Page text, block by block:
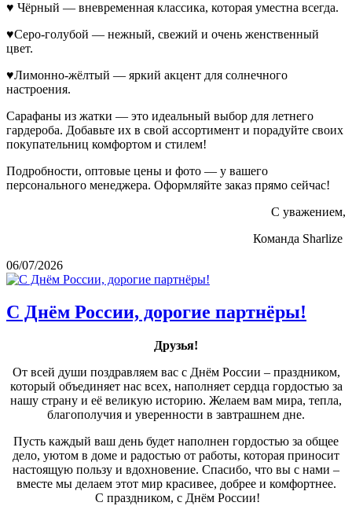
♥ Чёрный — вневременная классика, которая уместна всегда.
♥Серо-голубой — нежный, свежий и очень женственный
цвет.
♥Лимонно-жёлтый — яркий акцент для солнечного
настроения.
Сарафаны из жатки — это идеальный выбор для летнего
гардероба. Добавьте их в свой ассортимент и порадуйте своих
покупательниц комфортом и стилем!
Подробности, оптовые цены и фото — у вашего
персонального менеджера. Оформляйте заказ прямо сейчас!
С уважением,
Команда Sharlize
06/07/2026
С Днём России, дорогие партнёры!
Друзья!
От всей души поздравляем вас с Днём России – праздником,
который объединяет нас всех, наполняет сердца гордостью за
нашу страну и её великую историю. Желаем вам мира, тепла,
благополучия и уверенности в завтрашнем дне.
Пусть каждый ваш день будет наполнен гордостью за общее
дело, уютом в доме и радостью от работы, которая приносит
настоящую пользу и вдохновение. Спасибо, что вы с нами –
вместе мы делаем этот мир красивее, добрее и комфортнее.
С праздником, с Днём России!